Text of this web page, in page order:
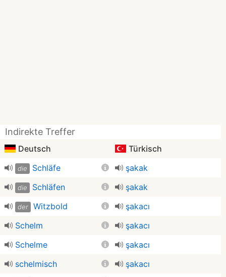
Indirekte Treffer
Deutsch Türkisch
die Schläfe şakak
die Schläfen şakak
der Witzbold
şakacı
Schelm
şakacı
Schelme
şakacı
schelmisch
şakacı